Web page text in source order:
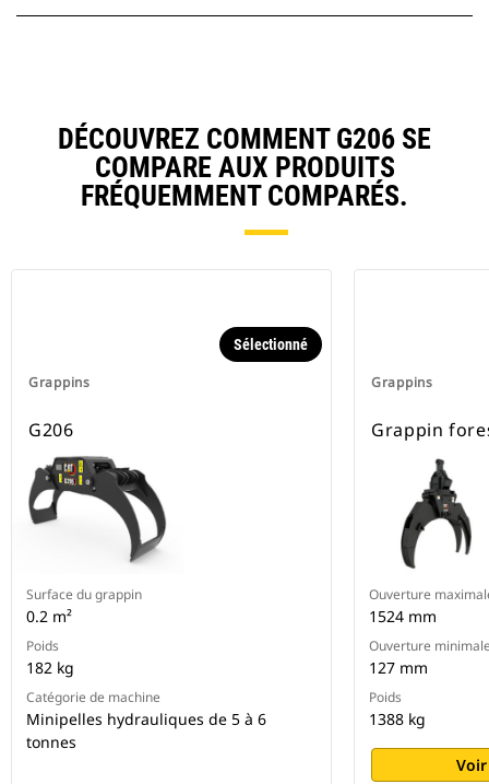
DÉCOUVREZ COMMENT G206 SE
COMPARE AUX PRODUITS
FRÉQUEMMENT COMPARÉS.
Grappins
Sélectionné
G206
Surface du grappin
0.2 m²
Poids
182 kg
Catégorie de machine
Minipelles hydrauliques de 5 à 6
tonnes
Grappins
Grappin
Ouverture
1524 mm
Ouverture
127 mm
Poids
1388 kg